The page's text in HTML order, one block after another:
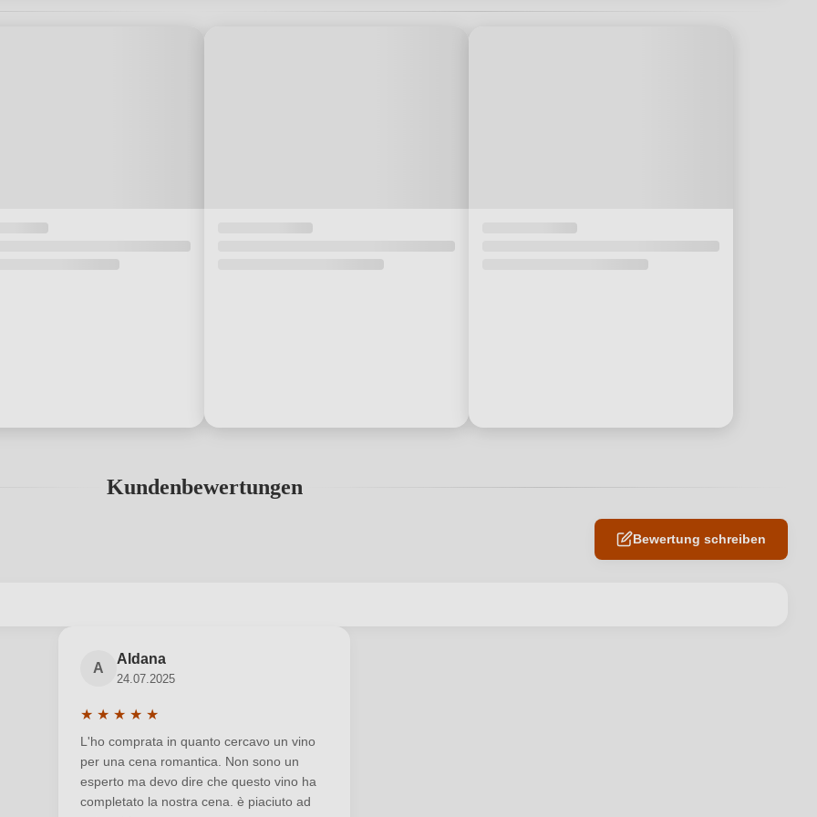
Kundenbewertungen
Bewertung schreiben
Neuer Kunde?
A
Aldana
24.07.2025
★ ★ ★ ★ ★
Durchschnittliche Bewertung von 5 von 5 Sternen
L'ho comprata in quanto cercavo un vino
per una cena romantica. Non sono un
esperto ma devo dire che questo vino ha
completato la nostra cena. è piaciuto ad